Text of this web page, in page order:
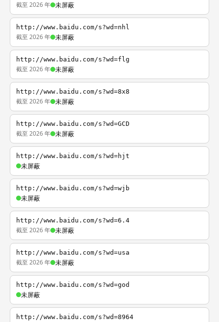
截至 2026 年 未屏蔽
http://www.baidu.com/s?wd=nhl
截至 2026 年 未屏蔽
http://www.baidu.com/s?wd=flg
截至 2026 年 未屏蔽
http://www.baidu.com/s?wd=8x8
截至 2026 年 未屏蔽
http://www.baidu.com/s?wd=GCD
截至 2026 年 未屏蔽
http://www.baidu.com/s?wd=hjt
未屏蔽
http://www.baidu.com/s?wd=wjb
未屏蔽
http://www.baidu.com/s?wd=6.4
截至 2026 年 未屏蔽
http://www.baidu.com/s?wd=usa
截至 2026 年 未屏蔽
http://www.baidu.com/s?wd=god
未屏蔽
http://www.baidu.com/s?wd=8964